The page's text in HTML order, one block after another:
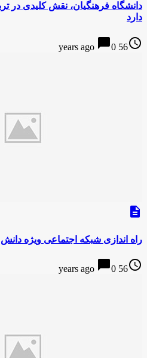
دانشگاه فرهنگیان، نقش کلیدی در
دارد
access_time
56 years ago
chat_bubble0
description
راه اندازی شبکه اجتماعی ویژه دانش
access_time
56 years ago
chat_bubble0